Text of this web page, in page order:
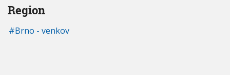
Region
Brno - venkov